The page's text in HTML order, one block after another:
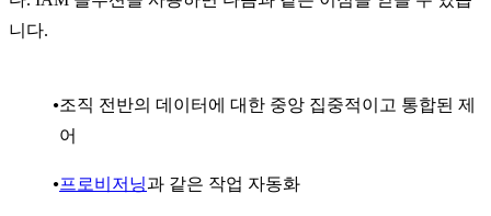
니다.
조직 전반의 데이터에 대한 중앙 집중적이고 통합된 제
어
프로비저닝과 같은 작업 자동화